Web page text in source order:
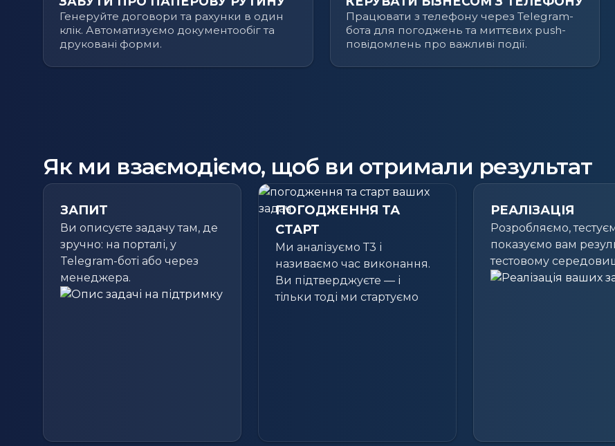
Генеруйте договори та рахунки в один
клік. Автоматизуємо документообіг та
друковані форми.
Працювати з телефону через Telegram-
бота для погоджень та миттєвих push-
повідомлень про важливі події.
Як ми взаємодіємо, щоб ви отримали результат
ЗАПИТ
Ви описуєте задачу там, де
зручно: на порталі, у
Telegram-боті або через
менеджера.
ПОГОДЖЕННЯ ТА
СТАРТ
Ми аналізуємо Т3 і
називаємо час виконання.
Ви підтверджуєте — і
тільки тоді ми стартуємо
РЕАЛІЗАЦІЯ
Розробляємо,
показуємо вам
тестовому